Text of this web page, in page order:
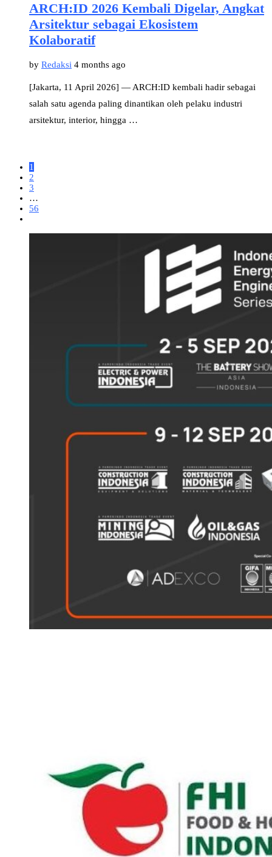
ARCH:ID 2026 Kembali Digelar, Angkat
Arsitektur sebagai Ekosistem
Kolaboratif
by Redaksi 4 months ago
[Jakarta, 11 April 2026] — ARCH:ID kembali hadir sebagai
salah satu agenda paling dinantikan oleh pelaku industri
arsitektur, interior, hingga …
1
2
3
…
56